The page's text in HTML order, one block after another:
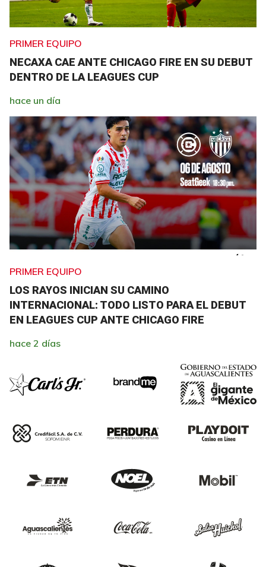
PRIMER EQUIPO
NECAXA CAE ANTE CHICAGO FIRE EN SU DEBUT
DENTRO DE LA LEAGUES CUP
hace un día
PRIMER EQUIPO
LOS RAYOS INICIAN SU CAMINO
INTERNACIONAL: TODO LISTO PARA EL DEBUT
EN LEAGUES CUP ANTE CHICAGO FIRE
hace 2 días